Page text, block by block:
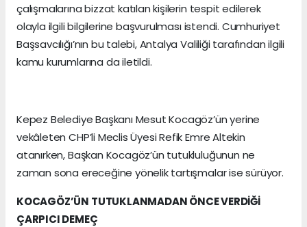
çalışmalarına bizzat katılan kişilerin tespit edilerek
olayla ilgili bilgilerine başvurulması istendi. Cumhuriyet
Başsavcılığı’nın bu talebi, Antalya Valiliği tarafından ilgili
kamu kurumlarına da iletildi.
Kepez Belediye Başkanı Mesut Kocagöz’ün yerine
vekâleten CHP’li Meclis Üyesi Refik Emre Altekin
atanırken, Başkan Kocagöz’ün tutukluluğunun ne
zaman sona ereceğine yönelik tartışmalar ise sürüyor.
KOCAGÖZ’ÜN TUTUKLANMADAN ÖNCE VERDİĞİ
ÇARPICI DEMEÇ